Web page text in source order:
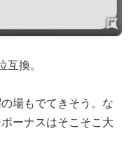
互換。
場もでてきそう。な
ーナスはそこそこ大